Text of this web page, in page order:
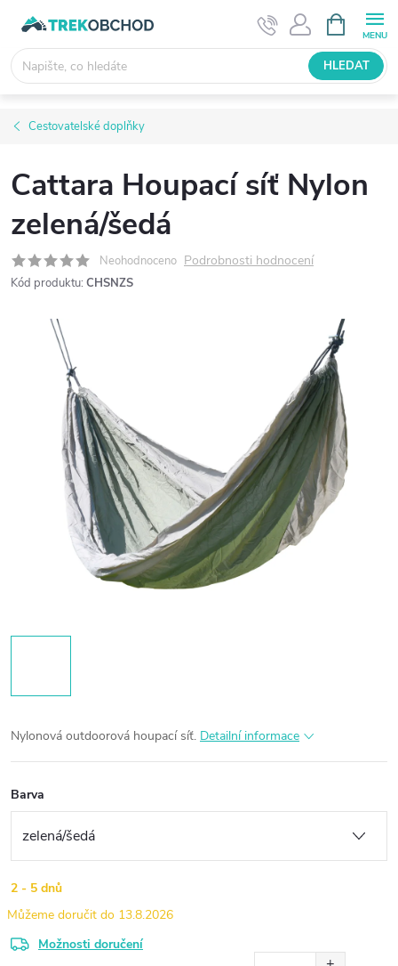
obsah
NÁKUPNÍ
KOŠÍK
HLEDAT
Cestovatelské doplňky
Cattara Houpací síť Nylon
zelená/šedá
Neohodnoceno Podrobnosti hodnocení
Kód produktu: CHSNZS
Nylonová outdoorová houpací síť. Detailní informace
Barva
2 - 5 dnů
13.8.2026
Možnosti doručení